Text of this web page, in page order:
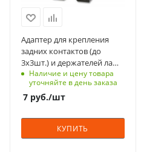
Количество в упаковке
Единицы измерения
шт
Адаптер для крепления
задних контактов (до
3х3шт.) и держателей ламп
Titan M22-A
Наличие и цену товара
уточняйте в день заказа
7 руб./шт
КУПИТЬ